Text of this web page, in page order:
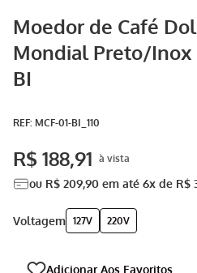
Moedor de Café
Mondial Preto/Inox
BI
: MCF-01-BI_110
R$ 188,91
ou R$ 209,90 em até 6x de R$
voltagem 127V 220V
7º Panificadora
8º Panela Elétrica